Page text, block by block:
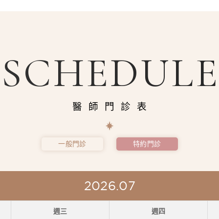
SCHEDULE
醫師門診表
一般門診 特約門診
2026.07
週三 週四